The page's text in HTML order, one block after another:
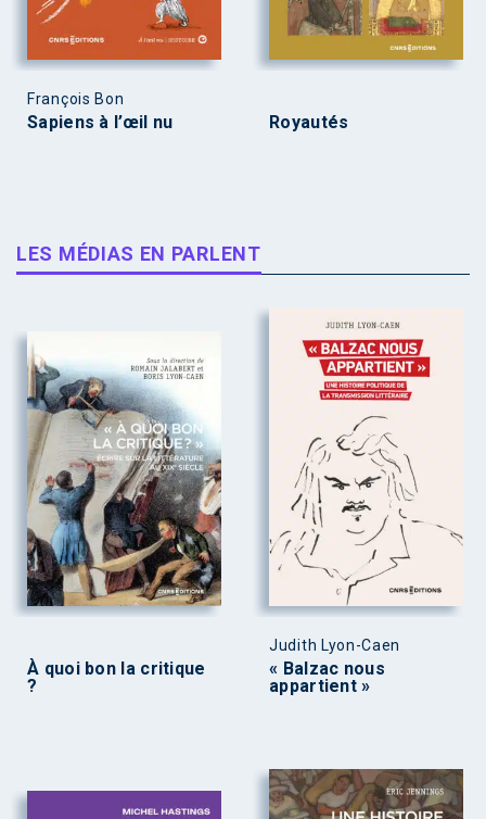
François Bon
Sapiens à l’œil nu Royautés
LES MÉDIAS EN PARLENT
À quoi bon la critique
?
Judith Lyon-Caen
« Balzac nous
appartient »